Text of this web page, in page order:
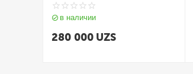
Blk/Geo Sleeve
в наличии
280 000 UZS